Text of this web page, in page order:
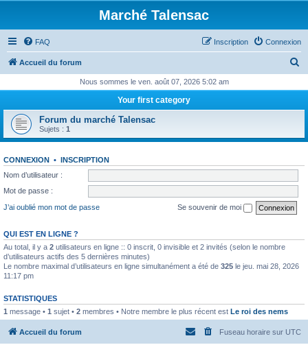
Marché Talensac
FAQ Connexion
Inscription
Accueil du forum
h
r
Nous sommes le ven. août 07, 2026 5:02 am
Your first category
Forum du marché Talensac
Sujets : 1
CONNEXION • INSCRIPTION
Nom d’utilisateur :
Mot de passe :
J’ai oublié mon mot de passe
Se souvenir de moi
QUI EST EN LIGNE ?
Au total, il y a 2 utilisateurs en ligne :: 0 inscrit, 0 invisible et 2 invités (selon le nombre
d’utilisateurs actifs des 5 dernières minutes)
Le nombre maximal d’utilisateurs en ligne simultanément a été de 325 le jeu. mai 28, 2026
11:17 pm
STATISTIQUES
1 message • 1 sujet • 2 membres • Notre membre le plus récent est Le roi des nems
Accueil du forum Fuseau horaire sur UTC